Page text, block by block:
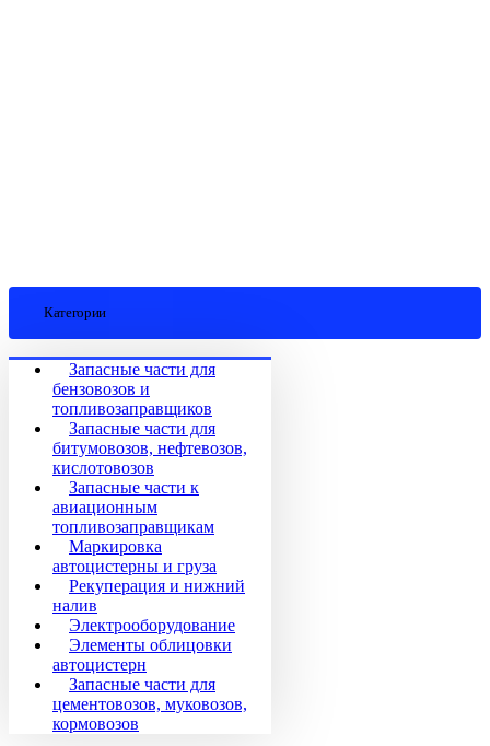
Категории
Запасные части для
бензовозов и
топливозаправщиков
Запасные части для
битумовозов, нефтевозов,
кислотовозов
Запасные части к
авиационным
топливозаправщикам
Маркировка
автоцистерны и груза
Рекуперация и нижний
налив
Электрооборудование
Элементы облицовки
автоцистерн
Запасные части для
цементовозов, муковозов,
кормовозов